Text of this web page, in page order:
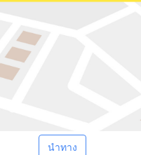
นำทาง